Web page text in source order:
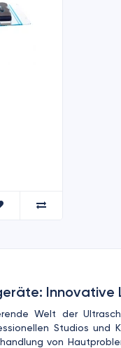
Innovative
Welt der
Studios und
von